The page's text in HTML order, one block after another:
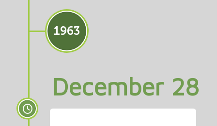
1963
December 28